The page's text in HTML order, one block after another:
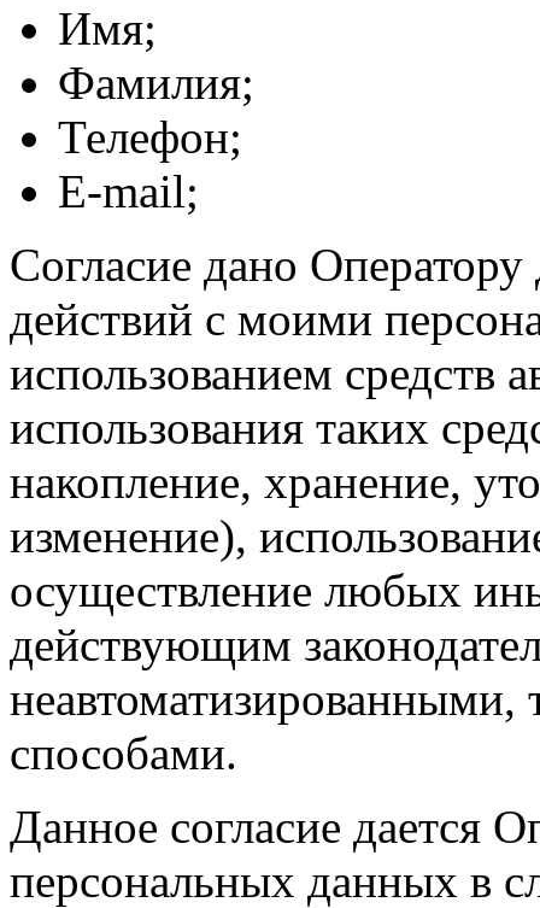
Имя;
Фамилия;
Телефон;
E-mail;
Согласие дано
действий с моими
использованием средств
использования таких
накопление, хранение,
изменение),
осуществление любых
действующим
неавтоматизированными,
способами.
Данное согласие дается
персональных данных в